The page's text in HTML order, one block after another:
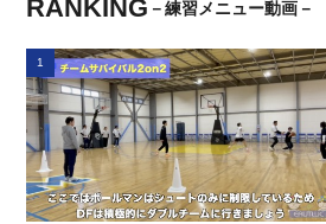
RANKING －練習メニュー動画－
1